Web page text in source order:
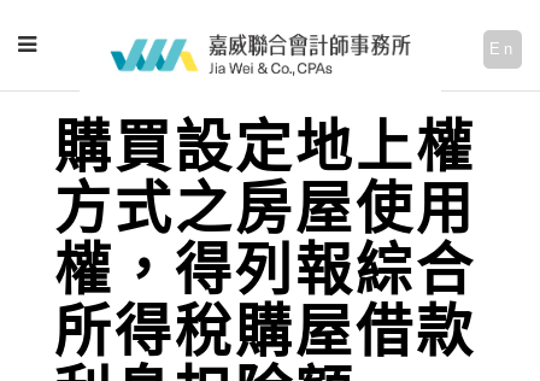
En
購買設定地上權
方式之房屋使用
權，得列報綜合
所得稅購屋借款